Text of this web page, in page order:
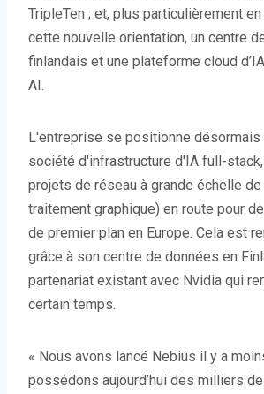
TripleTen ; et, plus particulièrement
cette nouvelle orientation, un centre
finlandais et une plateforme cloud
AI.
L'entreprise se positionne désormais
société d'infrastructure d'IA full-
projets de réseau à grande échelle de
traitement graphique) en route pour
de premier plan en Europe. Cela est
grâce à son centre de données en
partenariat existant avec Nvidia qui
certain temps.
« Nous avons lancé Nebius il y a
possédons aujourd’hui des milliers de